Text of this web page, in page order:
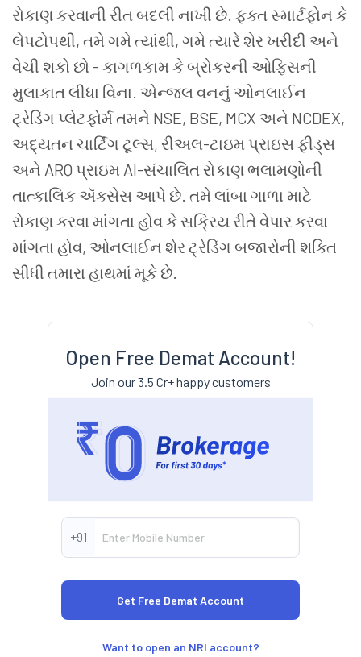
રોકાણ કરવાની રીત બદલી નાખી છે. ફક્ત સ્માર્ટફોન કે
લેપટોપથી, તમે ગમે ત્યાંથી, ગમે ત્યારે શેર ખરીદી અને
વેચી શકો છો - કાગળકામ કે બ્રોકરની ઓફિસની
મુલાકાત લીધા વિના. એન્જલ વનનું ઓનલાઈન
ટ્રેડિંગ પ્લેટફોર્મ તમને NSE, BSE, MCX અને NCDEX,
અદ્યતન ચાર્ટિંગ ટૂલ્સ, રીઅલ-ટાઇમ પ્રાઇસ ફીડ્સ
અને ARQ પ્રાઇમ AI-સંચાલિત રોકાણ ભલામણોની
તાત્કાલિક ઍક્સેસ આપે છે. તમે લાંબા ગાળા માટે
રોકાણ કરવા માંગતા હોવ કે સક્રિય રીતે વેપાર કરવા
માંગતા હોવ, ઓનલાઈન શેર ટ્રેડિંગ બજારોની શક્તિ
સીધી તમારા હાથમાં મૂકે છે.
Open Free Demat Account!
Join our 3.5 Cr+ happy customers
+91
Want to open an NRI account?